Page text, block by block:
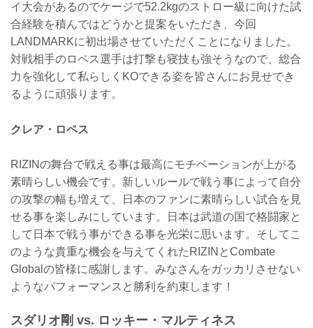
イ大会があるのでケージで52.2kgのストロー級に向けた試
合経験を積んではどうかと提案をいただき、今回
LANDMARKに初出場させていただくことになりました。
対戦相手のロペス選手は打撃も寝技も強そうなので、総合
力を強化して私らしくKOできる姿を皆さんにお見せでき
るように頑張ります。
クレア・ロペス
RIZINの舞台で戦える事は最高にモチベーションが上がる
素晴らしい機会です。新しいルールで戦う事によって自分
の攻撃の幅も増えて、日本のファンに素晴らしい試合を見
せる事を楽しみにしています。日本は武道の国で格闘家と
して日本で戦う事ができる事を光栄に思います。そしてこ
のような貴重な機会を与えてくれたRIZINとCombate
Globalの皆様に感謝します。みなさんをガッカリさせない
ようなパフォーマンスと勝利を約束します！
スダリオ剛 vs. ロッキー・マルティネス